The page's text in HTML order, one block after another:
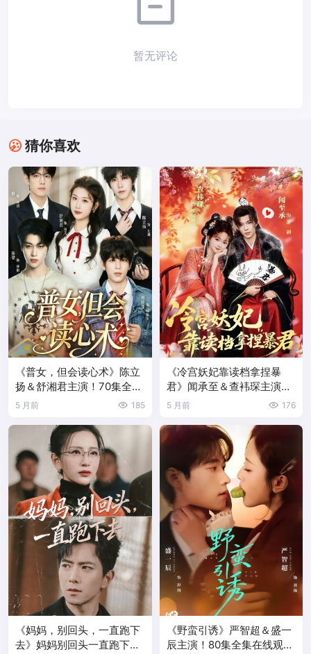
暂无评论
猜你喜欢
《普女，但会读心术》陈立
扬＆舒湘君主演！70集全集
在线观看+夸克网盘转存
5 月前 185
《冷宫妖妃靠读档拿捏暴
君》闻承至＆查袆琛主演！
75集全集在线观看+夸克网
5 月前 176
《妈妈，别回头，一直跑下
去》妈妈别回头一直跑下去
《野蛮引诱》严智超＆盛一
辰主演！80集全集在线观看